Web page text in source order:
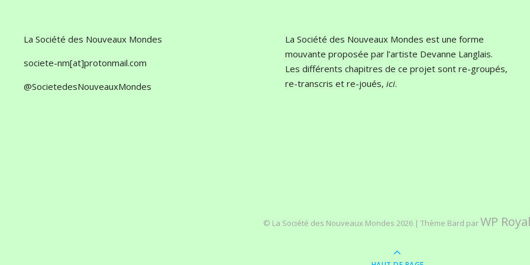
La Société des Nouveaux Mondes
societe-nm[at]protonmail.com
@SocietedesNouveauxMondes
La Société des Nouveaux Mondes est une forme
mouvante proposée par l’artiste Devanne Langlais.
Les différents chapitres de ce projet sont re-groupés,
re-transcris et re-joués,ici.
© La Société des Nouveaux Mondes 2026 | Thème Bard parWP Royal